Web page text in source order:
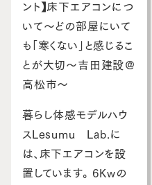
ント】床下エアコンにつ
いて～どの部屋にいて
も「寒くない」と感じるこ
とが大切～吉田建設＠
高松市～
暮らし体感モデルハウ
スLesumu Lab.に
は、床下エアコンを設
置しています。 6Kwの